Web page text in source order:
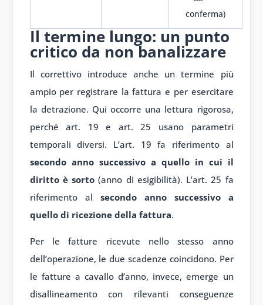
conferma)
Il termine lungo: un punto
critico da non banalizzare
Il correttivo introduce anche un termine più
ampio per registrare la fattura e per esercitare
la detrazione. Qui occorre una lettura rigorosa,
perché art. 19 e art. 25 usano parametri
temporali diversi. L’art. 19 fa riferimento al
secondo anno successivo a quello in cui il
diritto è sorto (anno di esigibilità). L’art. 25 fa
riferimento al secondo anno successivo a
quello di ricezione della fattura.
Per le fatture ricevute nello stesso anno
dell’operazione, le due scadenze coincidono. Per
le fatture a cavallo d’anno, invece, emerge un
disallineamento con rilevanti conseguenze